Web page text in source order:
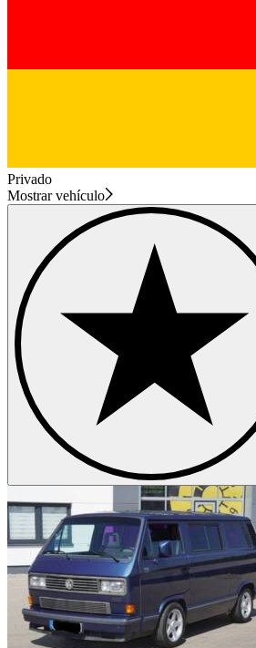
Privado
Mostrar vehículo